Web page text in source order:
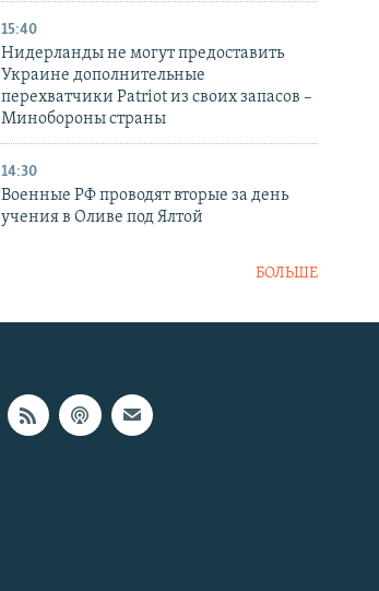
15:40
Нидерланды не могут предоставить
Украине дополнительные
перехватчики Patriot из своих запасов –
Минобороны страны
14:30
Военные РФ проводят вторые за день
учения в Оливе под Ялтой
БОЛЬШЕ